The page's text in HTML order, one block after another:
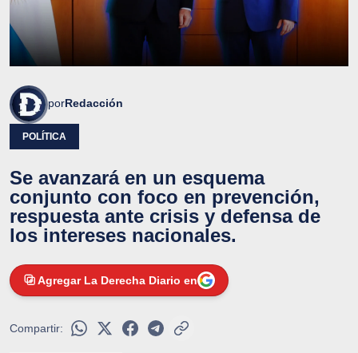
porRedacción
POLÍTICA
Se avanzará en un esquema
conjunto con foco en prevención,
respuesta ante crisis y defensa de
los intereses nacionales.
Agregar La Derecha Diario en
Compartir: